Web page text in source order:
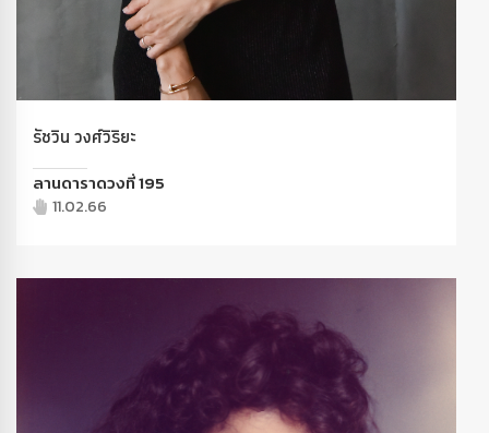
รัชวิน วงศ์วิริยะ
ลานดาราดวงที่ 195
11.02.66